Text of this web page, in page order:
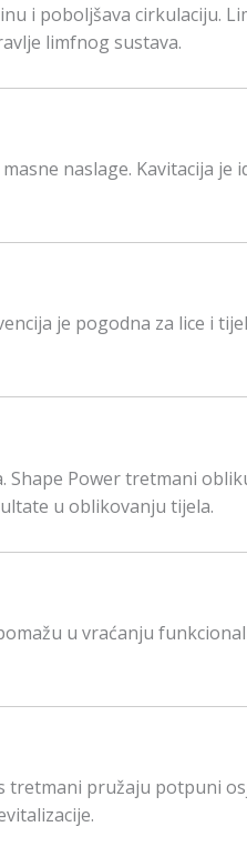
i poboljšava cirkulaciju.
limfnog sustava.
naslage. Kavitacija je
je pogodna za lice i
Shape Power tretmani
u oblikovanju tijela.
u vraćanju
tretmani pružaju potpuni